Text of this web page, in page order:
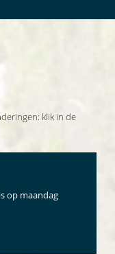
klik in de
op maandag